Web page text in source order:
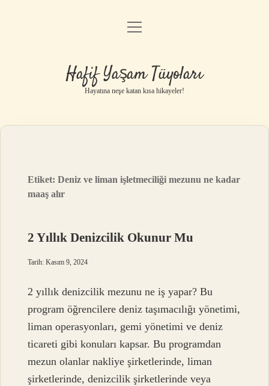
Anasayfa
Yasal Uyarı
menüyü
Hafif Yaşam Tüyoları
Hayatına neşe katan kısa hikayeler!
Etiket:Deniz ve liman işletmeciliği mezunu ne kadar
maaş alır
2 Yıllık Denizcilik Okunur Mu
Tarih: Kasım 9, 2024
2 yıllık denizcilik mezunu ne iş yapar? Bu
program öğrencilere deniz taşımacılığı yönetimi,
liman operasyonları, gemi yönetimi ve deniz
ticareti gibi konuları kapsar. Bu programdan
mezun olanlar nakliye şirketlerinde, liman
şirketlerinde, denizcilik şirketlerinde veya